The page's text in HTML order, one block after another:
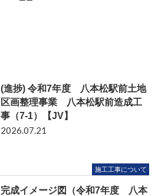
(進捗) 令和7年度 八本松駅前土地
区画整理事業 八本松駅前造成工
事（7-1）【JV】
施工工事について
2026.07.21
完成イメージ図（令和7年度 八本